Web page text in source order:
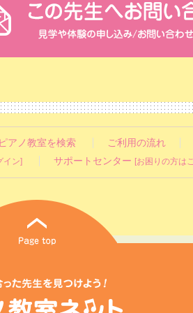
アノ教室を検索
ご利用の流れ
イン] サポートセンター [お困りの方は